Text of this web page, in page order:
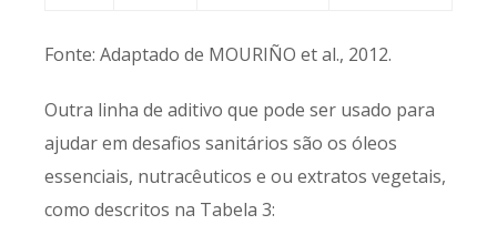
Fonte: Adaptado de MOURIÑO et al., 2012.
Outra linha de aditivo que pode ser usado para
ajudar em desafios sanitários são os óleos
essenciais, nutracêuticos e ou extratos vegetais,
como descritos na Tabela 3: